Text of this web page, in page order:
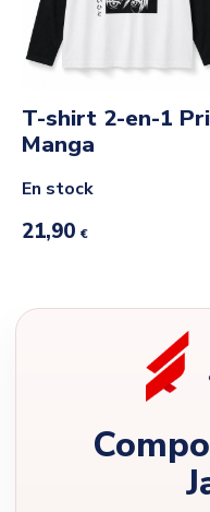
T-shirt 2-en-1
Manga
En stock
21,90 €